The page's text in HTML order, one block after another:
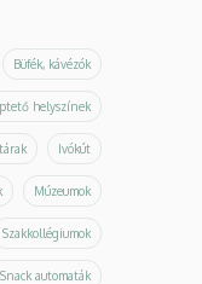
Büfék, kávézók
helyszínek
Ivókút
Múzeumok
Szakkollégiumok
automaták